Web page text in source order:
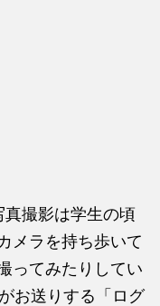
撮影は学生の頃
メラを持ち歩いて
ってみたりしてい
お送りする「ログ